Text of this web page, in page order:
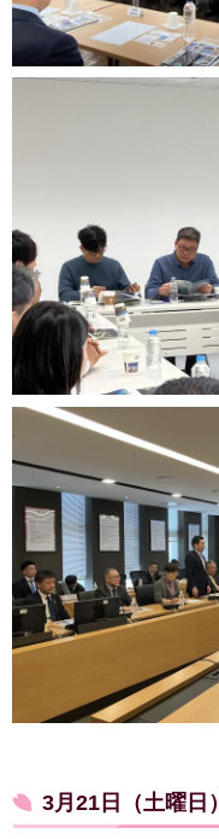
3月21日（土曜日）